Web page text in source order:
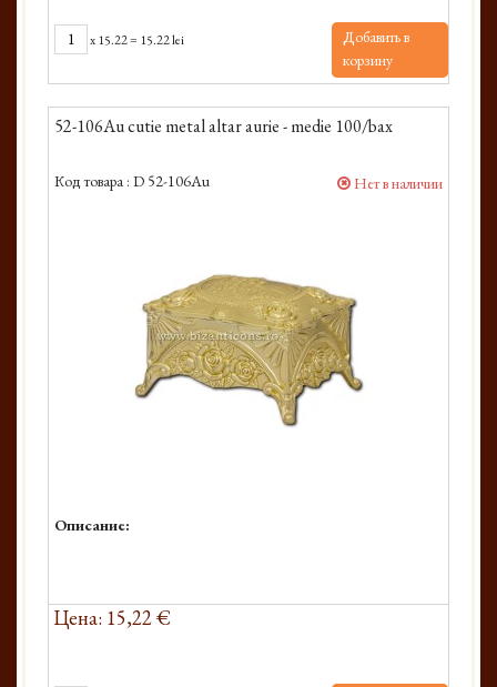
x15.22= 15.22 lei
Добавить в
корзину
52-106Au cutie metal altar aurie - medie 100/bax
Код товара : D 52-106Au Нет в наличии
Описание:
Цена: 15,22 €